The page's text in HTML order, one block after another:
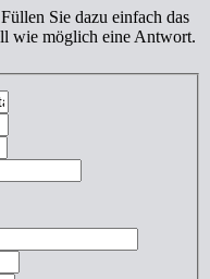
Sie dazu einfach das
wie möglich eine Antwort.